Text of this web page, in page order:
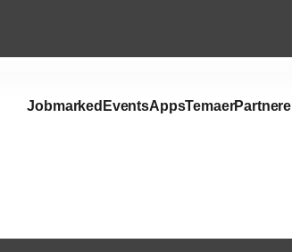
Jobmarked EventsAppsTemaerPartnere